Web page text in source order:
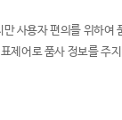
사용자 편의를 위하여
제어로 품사 정보를 주